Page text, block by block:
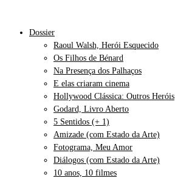
Dossier
Raoul Walsh, Herói Esquecido
Os Filhos de Bénard
Na Presença dos Palhaços
E elas criaram cinema
Hollywood Clássica: Outros Heróis
Godard, Livro Aberto
5 Sentidos (+ 1)
Amizade (com Estado da Arte)
Fotograma, Meu Amor
Diálogos (com Estado da Arte)
10 anos, 10 filmes